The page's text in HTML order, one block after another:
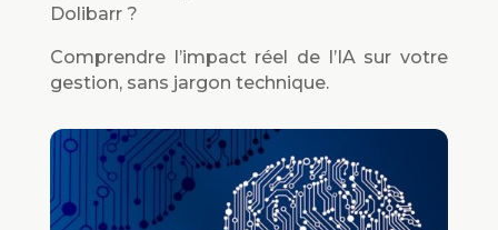
Dolibarr ?
Comprendre l’impact réel de l’IA sur votre
gestion, sans jargon technique.